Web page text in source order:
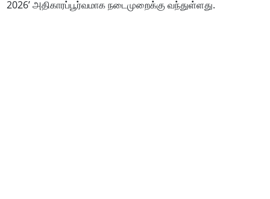
2026’ அதிகாரப்பூர்வமாக நடைமுறைக்கு வந்துள்ளது.